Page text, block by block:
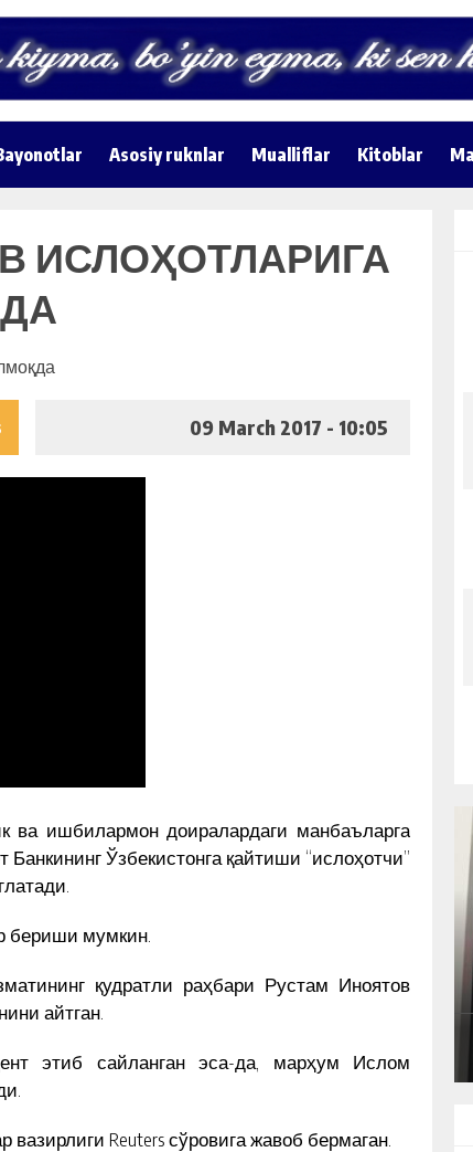
Asosiy ruknlar Mualliflar Kitoblar
ИСЛОҲОТЛАРИГА
09 March 2017 - 10:05
ва ишбилармон доиралардаги манбаъларга
Ўзбекистонга қайтиши “ислоҳотчи”
бериши мумкин.
қудратли раҳбари Рустам Иноятов
айтган.
этиб сайланган эса-да, марҳум Ислом
Reuters сўровига жавоб бермаган.
МУҲАММАД СОЛИҲНИНГ 1989 ЙИЛ
19 ЯНВАРДА СССР ЁЗУВЧИЛАР
УЮШМАСИ ПЛЕНУМИДАГИ НУТҚИ